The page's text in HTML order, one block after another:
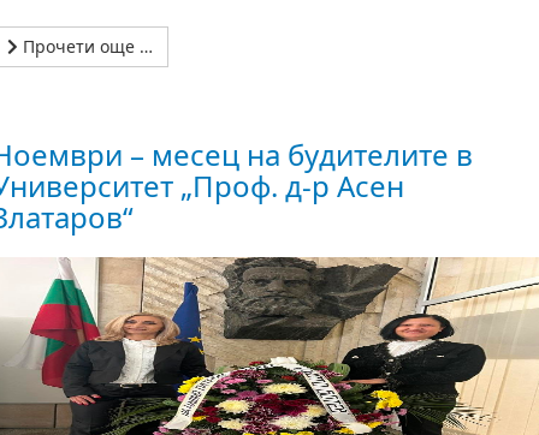
Прочети още …
– месец на будителите в
„Проф. д-р Асен